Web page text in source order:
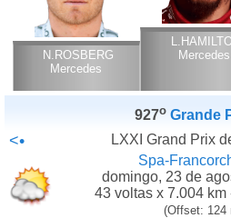
N.ROSBERG
Mercedes
Mercedes
927o Grande
<• LXXI Grand Prix
Spa-
domingo, 23 de
43 voltas x 7.004 km
(Offset: 124